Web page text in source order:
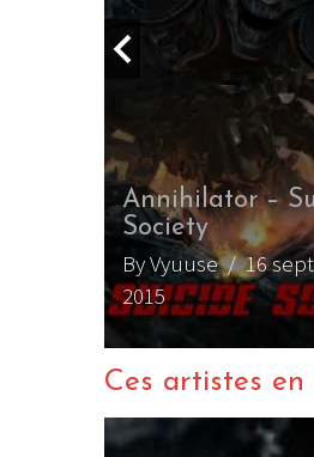
Annihilator –
Society
By Vyuuse/ 16
2015
Ces artistes en